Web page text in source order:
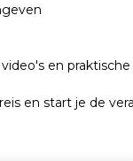
en
en start je de